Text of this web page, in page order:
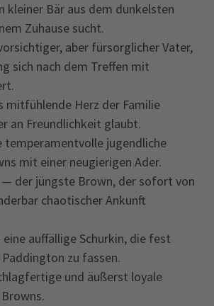
kleiner Bär aus dem dunkelsten
Zuhause sucht.
aber fürsorglicher Vater,
sich nach dem Treffen mit
mitfühlende Herz der Familie
an Freundlichkeit glaubt.
temperamentvolle jugendliche
mit einer neugierigen Ader.
der jüngste Brown, der sofort von
chaotischer Ankunft
auffällige Schurkin, die fest
zu fassen.
und äußerst loyale